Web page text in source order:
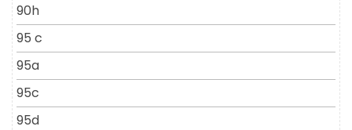
90h
95 c
95a
95c
95d